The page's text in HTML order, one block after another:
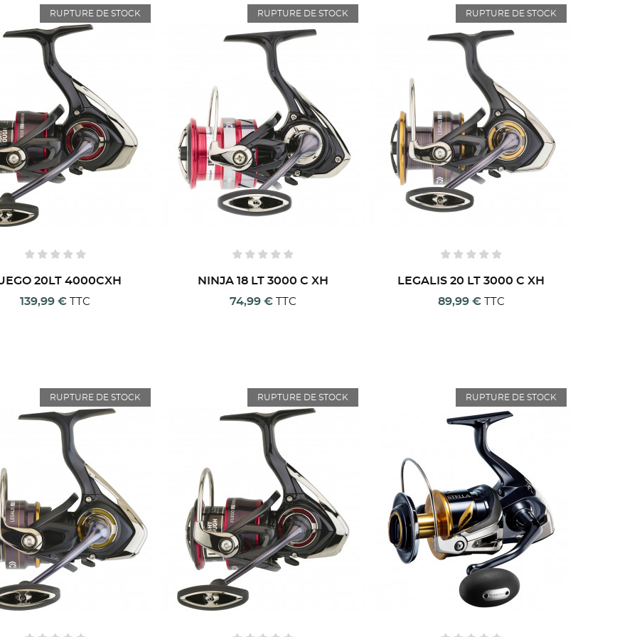
RUPTURE DE STOCK
20LT 4000CXH
139,99 € TTC
RUPTURE DE STOCK
NINJA 18 LT 3000 C XH
74,99 € TTC
RUPTURE DE STOCK
LEGALIS 20 LT 3000 C XH
89,99 €
TTC
RUPTURE DE STOCK RUPTURE DE STOCK RUPTURE DE STOCK